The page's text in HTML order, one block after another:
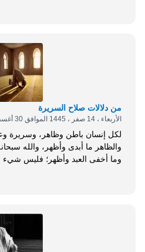
من دلالات صلاح السريرة
الأربعاء ، 14 صفر ، 1445 الموافق 30 أغسطس 2023
لكل إنسان باطن وظاهر، وسريرة
والظاهر ما أبدى وأظهر، والله
وما أخفى العبد وأظهر؛ فليس
الغيوب، يقول الله سبحانه وتعالى: